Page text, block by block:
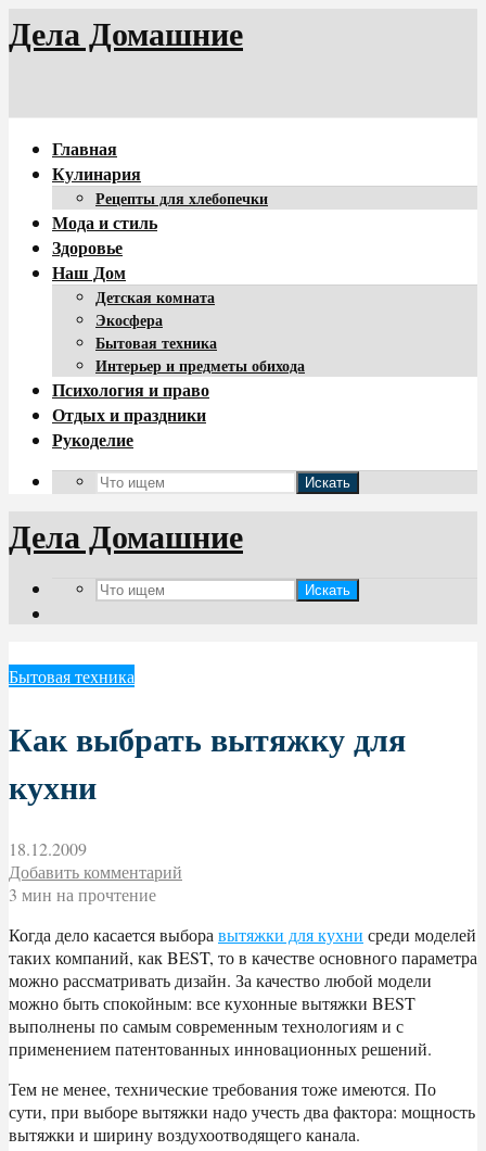
Дела Домашние
Главная
Кулинария
Рецепты для хлебопечки
Мода и стиль
Здоровье
Наш Дом
Детская комната
Экосфера
Бытовая техника
Интерьер и предметы обихода
Психология и право
Отдых и праздники
Рукоделие
Искать
Дела Домашние
Искать
Бытовая техника
Как выбрать вытяжку для
кухни
18.12.2009
Добавить комментарий
3 мин на прочтение
Когда дело касается выбора вытяжки для кухни среди моделей
таких компаний, как BEST, то в качестве основного параметра
можно рассматривать дизайн. За качество любой модели
можно быть спокойным: все кухонные вытяжки BEST
выполнены по самым современным технологиям и с
применением патентованных инновационных решений.
Тем не менее, технические требования тоже имеются. По
сути, при выборе вытяжки надо учесть два фактора: мощность
вытяжки и ширину воздухоотводящего канала.